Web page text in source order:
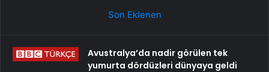
Son Eklenen
Avustralya’da nadir görülen tek
yumurta dördüzleri dünyaya geldi